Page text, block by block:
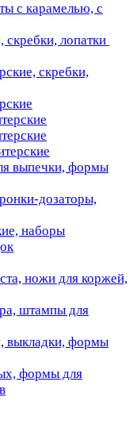
с карамелью, с
скребки, лопатки
скребки,
выпечки, формы
дозаторы,
наборы
ножи для коржей,
штампы для
выкладки, формы
формы для